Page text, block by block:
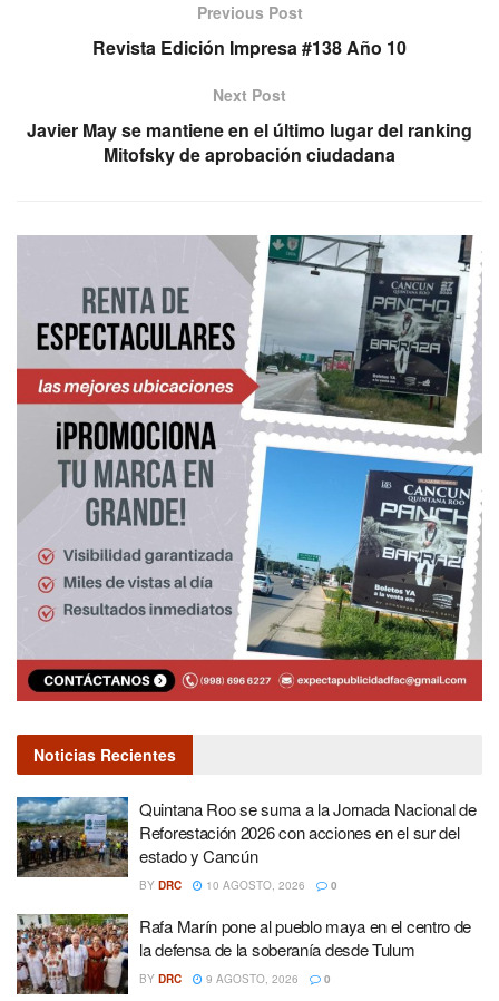
Previous Post
Revista Edición Impresa #138 Año 10
Next Post
Javier May se mantiene en el último lugar del ranking
Mitofsky de aprobación ciudadana
Noticias Recientes
Quintana Roo se suma a la Jornada Nacional de
Reforestación 2026 con acciones en el sur del
estado y Cancún
BY DRC 10 AGOSTO, 2026 0
Rafa Marín pone al pueblo maya en el centro de
la defensa de la soberanía desde Tulum
BY DRC 9 AGOSTO, 2026 0